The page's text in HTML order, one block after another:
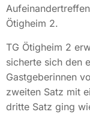
Ötigheim 2.
TG Ötigheim 2
sicherte sich den
Gastgeberinnen
zweiten Satz mit
dritte Satz ging